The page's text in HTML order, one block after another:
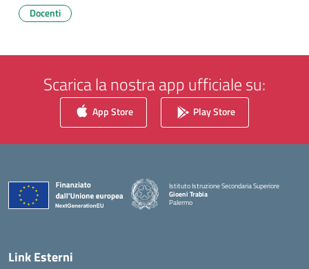
Docenti
Scarica la nostra app ufficiale su:
App Store Play Store
Istituto Istruzione Secondaria Superiore
Gioeni Trabia
Palermo
Link Esterni